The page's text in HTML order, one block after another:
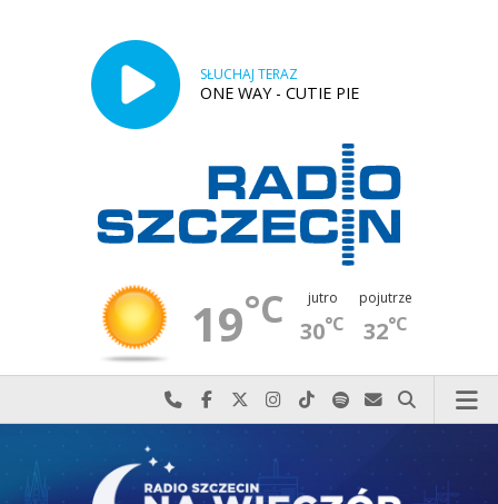
SŁUCHAJ TERAZ
ONE WAY - CUTIE PIE
19°C jutro
30°C
pojutrze
32°C
Najlepiej po prostu do nas zadzwoń
Odwiedź nas na Facebook-u
Odwiedź nas na X
Odwiedź nas na Instagram-ie
Odwiedź nas na TikTok-u
Szukaj nas na Spotify
Wyślij do nas
Szukaj